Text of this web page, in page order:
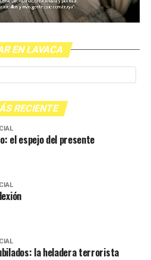
EN LAVACA
RECIENTE
el espejo del presente
la heladera terrorista